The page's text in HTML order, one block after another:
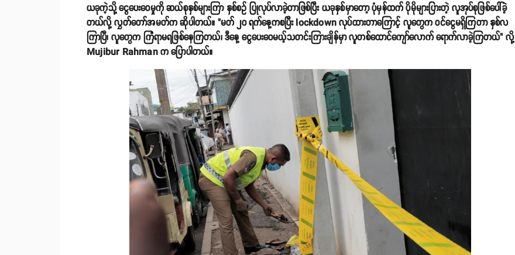
ယခုကဲ့သို့ ငွေပေးဝေမှုကို ဆယ်စုနှစ်များကြာ နှစ်စဥ် ပြုလုပ်လာခဲ့တာဖြစ်ပြီး ယခုနှစ်မှာတော့ ပုံမှန်ထက် ပိုမိုများပြားတဲ့ လူအုပ်စုဖြစ်ပေါ်ခဲ့
တယ်လို့ လွှတ်တော်အမတ်က ဆိုပါတယ်။ "မတ် ၂၀ ရက်နေ့ကစပြီး lockdown လုပ်ထားတာကြောင့် လူတွေက ဝင်ငွေမရှိကြတာ နှစ်လ
ကြာပြီ၊ လူတွေက ကြံရာမရဖြစ်နေကြတယ်၊ ဒီနေ့ ငွေပေးဝေမယ့်သတင်းကြားချိန်မှာ လူတစ်ထောင်ကျော်လောက် ရောက်လာခဲ့ကြတယ်" လို့
Mujibur Rahman က ပြောပါတယ်။